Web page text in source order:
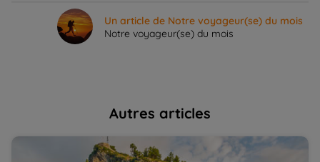
Un article de Notre voyageur(se) du mois
Notre voyageur(se) du mois
Autres articles
L'Albanie, un pays à l'accueil extraordinaire | La